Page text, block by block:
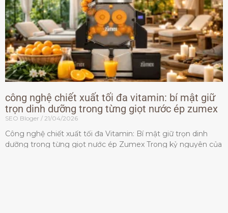
công nghệ chiết xuất tối đa vitamin: bí mật giữ
trọn dinh dưỡng trong từng giọt nước ép zumex
SEO Bloger 21/04/2026
Công nghệ chiết xuất tối đa Vitamin: Bí mật giữ trọn dinh
dưỡng trong từng giọt nước ép Zumex Trong kỷ nguyên của